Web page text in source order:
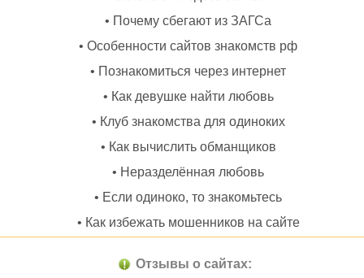
• Почему сбегают из ЗАГСа
• Особенности сайтов знакомств рф
• Познакомиться через интернет
• Как девушке найти любовь
• Клуб знакомства для одиноких
• Как вычислить обманщиков
• Неразделённая любовь
• Если одиноко, то знакомьтесь
• Как избежать мошенников на сайте
Отзывы о сайтах: